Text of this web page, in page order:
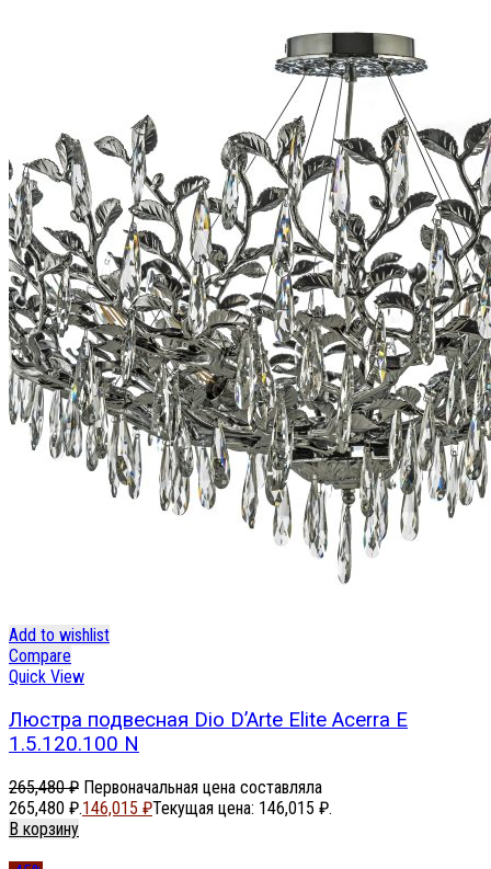
Add to wishlist
Compare
Quick View
Люстра подвесная Dio D’Arte Elite Acerra E
1.5.120.100 N
265,480₽ Первоначальная цена составляла
265,480 ₽.146,015 ₽Текущая цена: 146,015 ₽.
В корзину